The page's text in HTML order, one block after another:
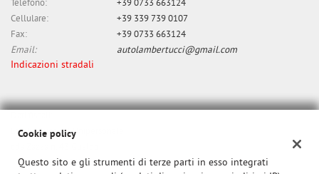
Telefono:
+39 0733 663124
Cellulare:
+39 339 739 0107
Fax:
+39 0733 663124
Email:
autolambertucci@gmail.com
Indicazioni stradali
Lambertucci srl Unipersonale
P.IVA:01284650437
Cookie policy
Questo sito e gli strumenti di terze parti in esso integrati